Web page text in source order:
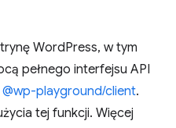
WordPress, w tym
pełnego interfejsu API
@wp-playground/client.
tej funkcji. Więcej